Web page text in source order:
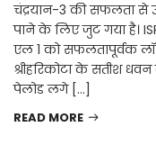
चंद्रयान-3 की सफलता से
पाने के लिए जुट गया है।
एल 1 को सफलतापूर्वक
श्रीहरिकोटा के सतीश
पेलोड लगे […]
READ MORE